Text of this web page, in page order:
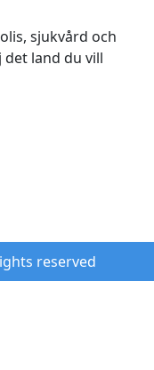
sjukvård och
land du vill
reserved